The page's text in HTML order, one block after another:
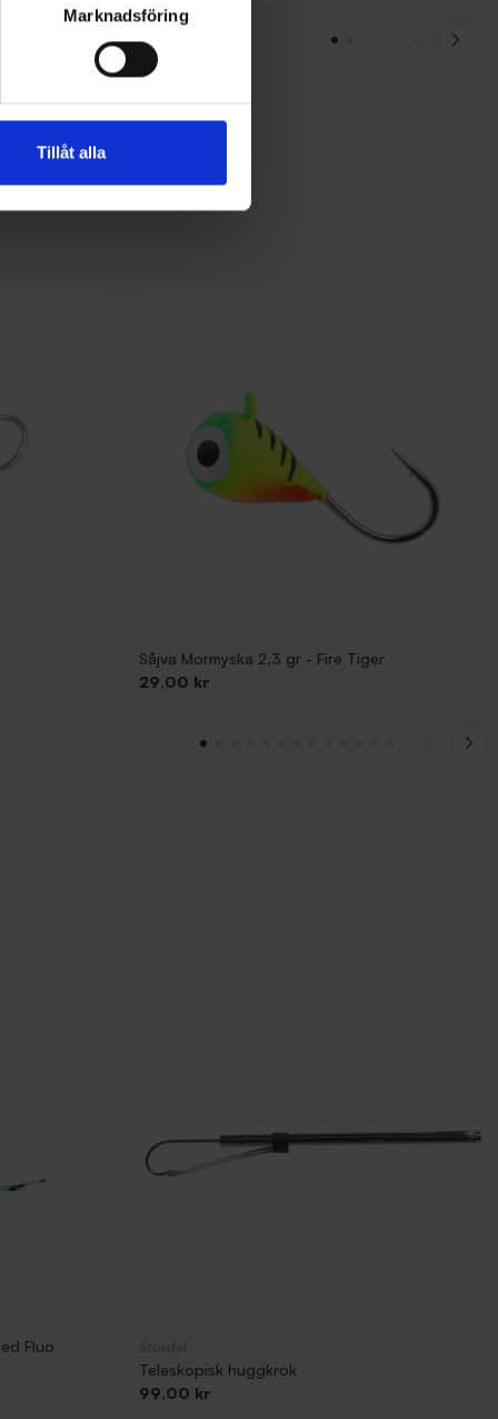
Marknadsföring
Tillåt alla
49 kr
Såjva Mormyska 2,3 gr - Fire Tiger
Pris
29,00 kr
Fluo
Teleskopisk huggkrok
Pris
99,00 kr